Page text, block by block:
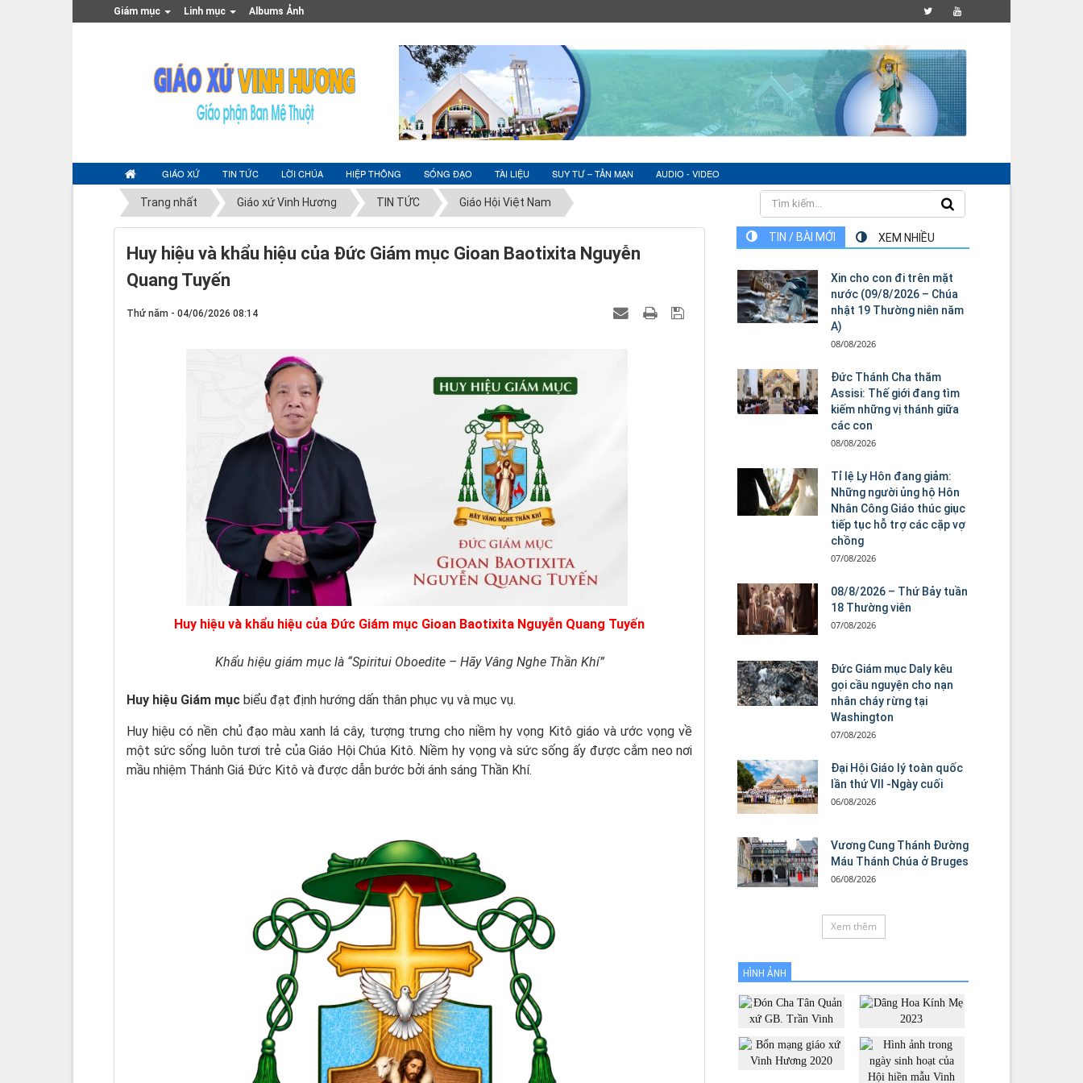
Giám mục Linh mục Albums Ảnh
GIÁO XỨ TIN TỨC LỜI CHÚA HIỆP THÔNG SỐNG ĐẠO TÀI LIỆU SUY TƯ – TẢN MẠN AUDIO - VIDEO
Trang nhất Giáo xứ Vinh Hương TIN TỨC Giáo Hội Việt Nam
Huy hiệu và khẩu hiệu của Đức Giám mục Gioan Baotixita Nguyễn
Quang Tuyến
Thứ năm - 04/06/2026 08:14
Huy hiệu và khẩu hiệu của Đức Giám mục Gioan Baotixita Nguyễn Quang Tuyến
Khẩu hiệu giám mục là “Spiritui Oboedite – Hãy Vâng Nghe Thần Khí”
Huy hiệu Giám mục biểu đạt định hướng dấn thân phục vụ và mục vụ.
Huy hiệu có nền chủ đạo màu xanh lá cây, tượng trưng cho niềm hy vọng Kitô giáo và ước vọng về
một sức sống luôn tươi trẻ của Giáo Hội Chúa Kitô. Niềm hy vọng và sức sống ấy được cắm neo nơi
mầu nhiệm Thánh Giá Đức Kitô và được dẫn bước bởi ánh sáng Thần Khí.
TIN / BÀI MỚI XEM NHIỀU
Xin cho con đi trên mặt
nước (09/8/2026 – Chúa
nhật 19 Thường niên năm
A)
08/08/2026
Đức Thánh Cha thăm
Assisi: Thế giới đang tìm
kiếm những vị thánh giữa
các con
08/08/2026
Tỉ lệ Ly Hôn đang giảm:
Những người ủng hộ Hôn
Nhân Công Giáo thúc giục
tiếp tục hỗ trợ các cặp vợ
chồng
07/08/2026
08/8/2026 – Thứ Bảy tuần
18 Thường viên
07/08/2026
Đức Giám mục Daly kêu
gọi cầu nguyện cho nạn
nhân cháy rừng tại
Washington
07/08/2026
Đại Hội Giáo lý toàn quốc
lần thứ VII -Ngày cuối
06/08/2026
Vương Cung Thánh Ðường
Máu Thánh Chúa ở Bruges
06/08/2026
Xem thêm
HÌNH ẢNH